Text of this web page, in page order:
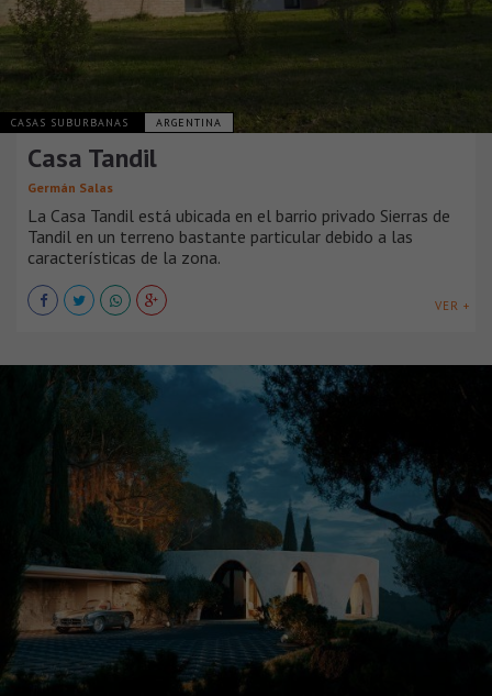
CASAS SUBURBANAS ARGENTINA
Casa Tandil
Germán Salas
La Casa Tandil está ubicada en el barrio privado Sierras de
Tandil en un terreno bastante particular debido a las
características de la zona.
VER +